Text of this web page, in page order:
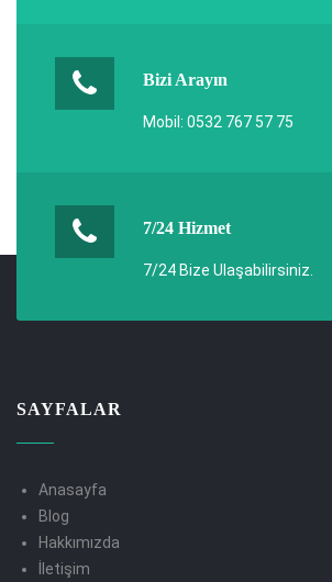
Bizi Arayın
Mobil: 0532 767 57 75
7/24 Hizmet
7/24 Bize Ulaşabilirsiniz.
SAYFALAR
Anasayfa
Blog
Hakkımızda
İletişim